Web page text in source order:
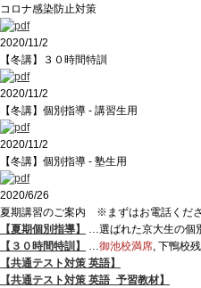
コロナ感染防止対策
2020/11/2
【冬講】３０時間特訓
2020/11/2
【冬講】個別指導 - 講習生用
2020/11/2
【冬講】個別指導 - 塾生用
2020/6/26
夏期講習のご案内 ※まずはお電話くだ
【夏期個別指導】
…選ばれた京大生の個
【３０時間特訓】
…御池校満席, 下鴨校
【共通テスト対策 英語】
【共通テスト対策 英語_予習教材】